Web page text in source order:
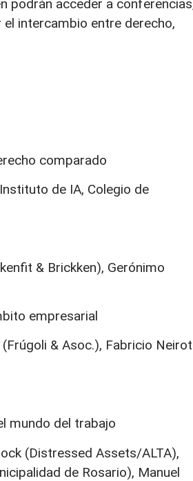
podrán acceder a
intercambio entre derecho,
comparado
de IA, Colegio de
& Brickken), Gerónimo
empresarial
& Asoc.), Fabricio
mundo del trabajo
(Distressed Assets/ALTA),
de Rosario), Manuel